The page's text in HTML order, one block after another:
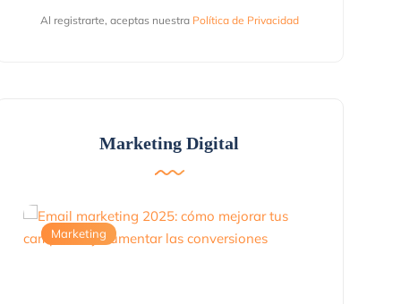
Al registrarte, aceptas nuestra Política de Privacidad
Marketing Digital
Marketing